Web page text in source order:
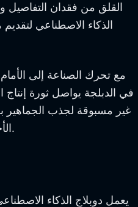
القلق من فقدان التفاصيل
الذكاء الاصطناعي
مع تحرك الصناعة إلى
في الدبلجة يواصل ثورة
غير مسبوقة لجذب الجماهير
الأخلاقية العالية والملاءمة الثقافية.
يعمل دوبلاج الذكاء